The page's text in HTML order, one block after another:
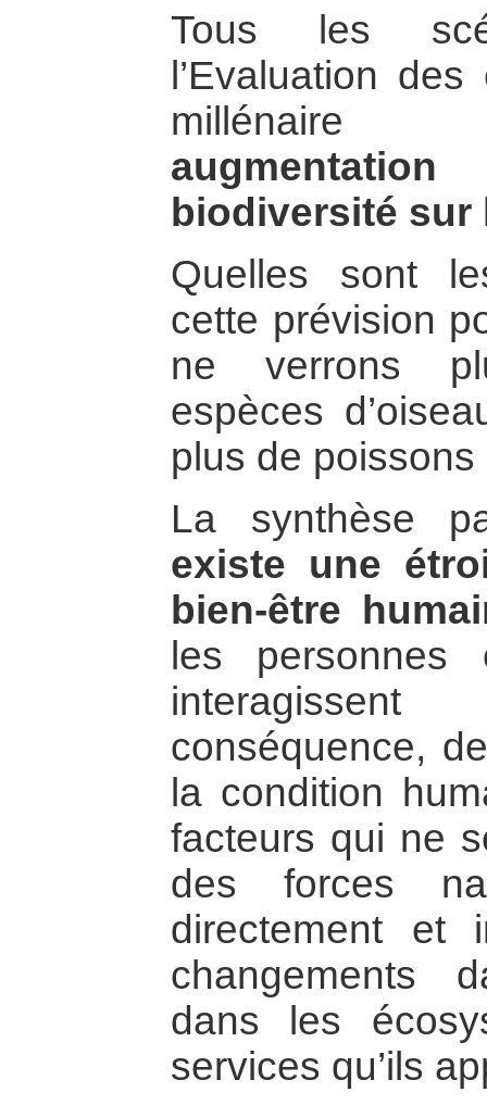
Tous les
l’Evaluation
biodiversité sur
Quelles sont
cette prévision
ne verrons
espèces
plus de
La synthèse
existe une
bien-être
les personnes
conséquence,
la condition
facteurs qui ne
des forces
directement et
changements
dans les
services qu’ils